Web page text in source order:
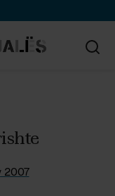
2007